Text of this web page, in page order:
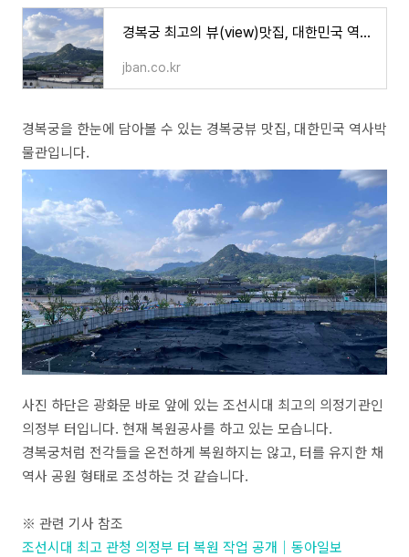
경복궁 최고의 뷰(view)맛집, 대한민국 역사박물관
jban.co.kr
경복궁을 한눈에 담아볼 수 있는 경복궁뷰 맛집, 대한민국 역사박
물관입니다.
사진 하단은 광화문 바로 앞에 있는 조선시대 최고의 의정기관인
의정부 터입니다. 현재 복원공사를 하고 있는 모습니다.
경복궁처럼 전각들을 온전하게 복원하지는 않고, 터를 유지한 채
역사 공원 형태로 조성하는 것 같습니다.
※ 관련 기사 참조
조선시대 최고 관청 의정부 터 복원 작업 공개｜동아일보